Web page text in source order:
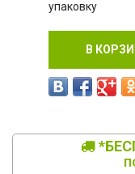
упаковку
В